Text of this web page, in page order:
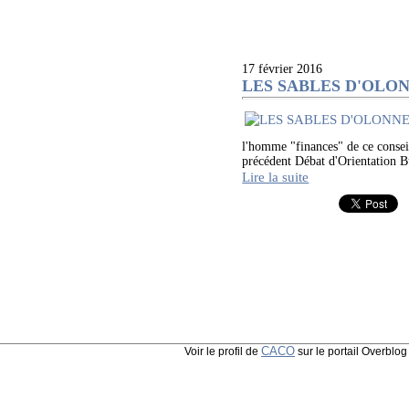
17 février 2016
LES SABLES
l'homme "finances" de ce
précédent Débat d'Orientation
Lire la suite
Voir le profil de CACO sur le portail Overblog